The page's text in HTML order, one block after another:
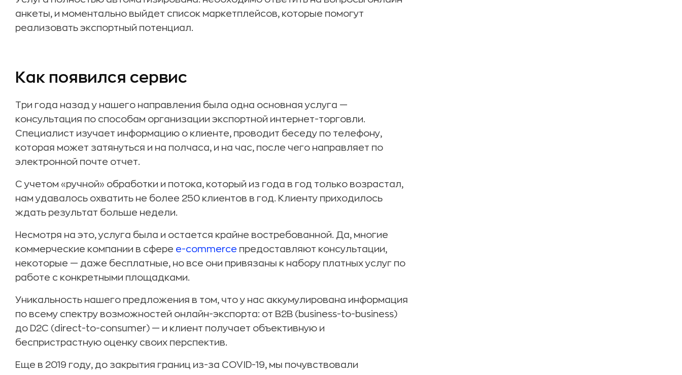
анкеты, и моментально выйдет список маркетплейсов, которые помогут
реализовать экспортный потенциал.
Как появился сервис
Три года назад у нашего направления была одна основная услуга —
консультация по способам организации экспортной интернет-торговли.
Специалист изучает информацию о клиенте, проводит беседу по телефону,
которая может затянуться и на полчаса, и на час, после чего направляет по
электронной почте отчет.
С учетом «ручной» обработки и потока, который из года в год только возрастал,
нам удавалось охватить не более 250 клиентов в год. Клиенту приходилось
ждать результат больше недели.
Несмотря на это, услуга была и остается крайне востребованной. Да, многие
коммерческие компании в сфере e-commerce предоставляют консультации,
некоторые — даже бесплатные, но все они привязаны к набору платных услуг по
работе с конкретными площадками.
Уникальность нашего предложения в том, что у нас аккумулирована информация
по всему спектру возможностей онлайн-экспорта: от В2В (business-to-business)
до D2C (direct-to-consumer) — и клиент получает объективную и
беспристрастную оценку своих перспектив.
Еще в 2019 году, до закрытия границ из-за COVID-19, мы почувствовали